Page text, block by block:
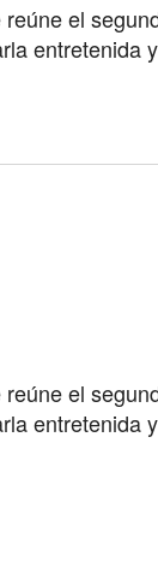
el
entretenida
el
entretenida